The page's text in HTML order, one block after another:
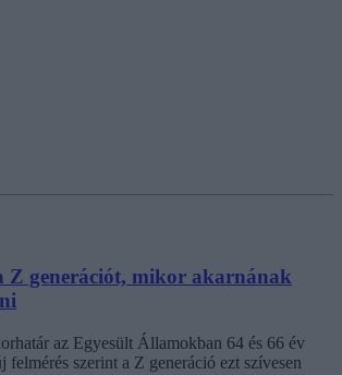
Z generációt, mikor akarnának
az Egyesült Államokban 64 és 66 év
felmérés szerint a Z generáció ezt szívesen